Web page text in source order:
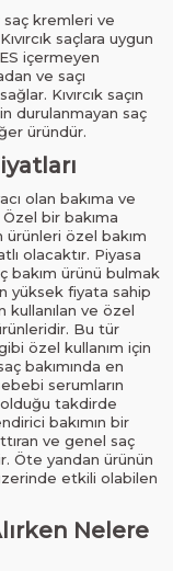
saç kremleri ve
saçlara uygun
içermeyen
ve saçı
Kıvırcık saçın
durulanmayan saç
üründür.
olan bakıma ve
bir bakıma
ürünleri özel bakım
olacaktır. Piyasa
bakım ürünü bulmak
yüksek fiyata sahip
kullanılan ve özel
Bu tür
özel kullanım için
bakımında en
serumların
takdirde
bakımın bir
ve genel saç
Öte yandan ürünün
etkili olabilen
Nelere